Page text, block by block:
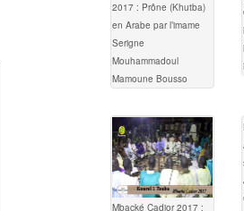
2017 : Prône (Khutba)
en Arabe par l’imame
Serigne
Mouhammadoul
Mamoune Bousso
Mbacké Cadior 2017 :